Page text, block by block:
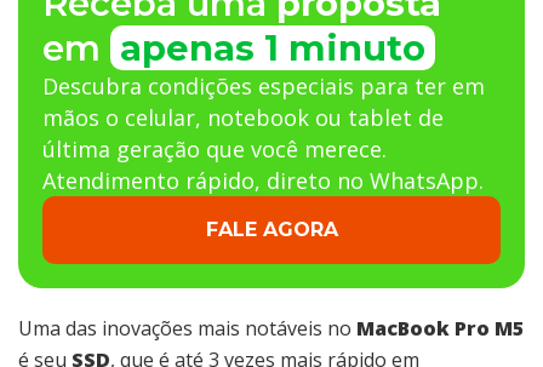
em apenas 1 minuto
Descubra condições especiais para ter em
mãos o celular, notebook ou tablet de
última geração que você merece.
Atendimento rápido, direto no WhatsApp.
FALE AGORA
Uma das inovações mais notáveis no MacBook Pro M5
é seu SSD, que é até 3 vezes mais rápido em